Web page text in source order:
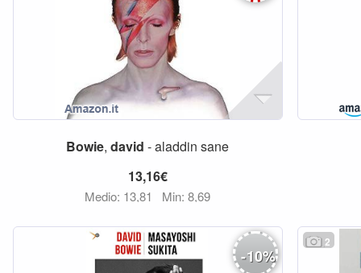
Bowie,david - aladdin sane
13,16€
Medio: 13,81 Min: 8,69
-10%
2